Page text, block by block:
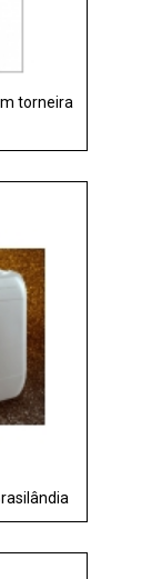
torneira